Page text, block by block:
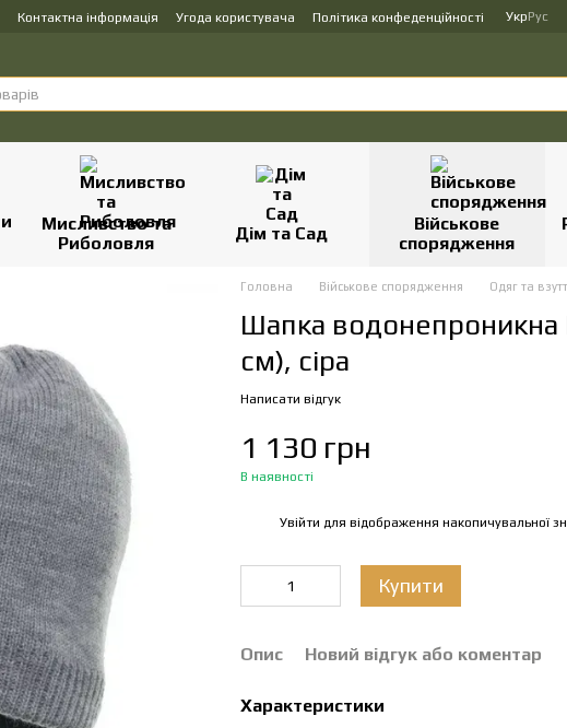
Контактна інформація Угода користувача Політика конфеденційності УкрРус
Мисливство та
Риболовля
Дім та Сад
Військове
спорядження
Головна Військове спорядження Одяг та
Шапка
см), сіра
Написати відгук
1 130 грн
В наявності
Увійти для відображення накопичувальної
Купити
Опис Новий відгук або коментар
Характеристики